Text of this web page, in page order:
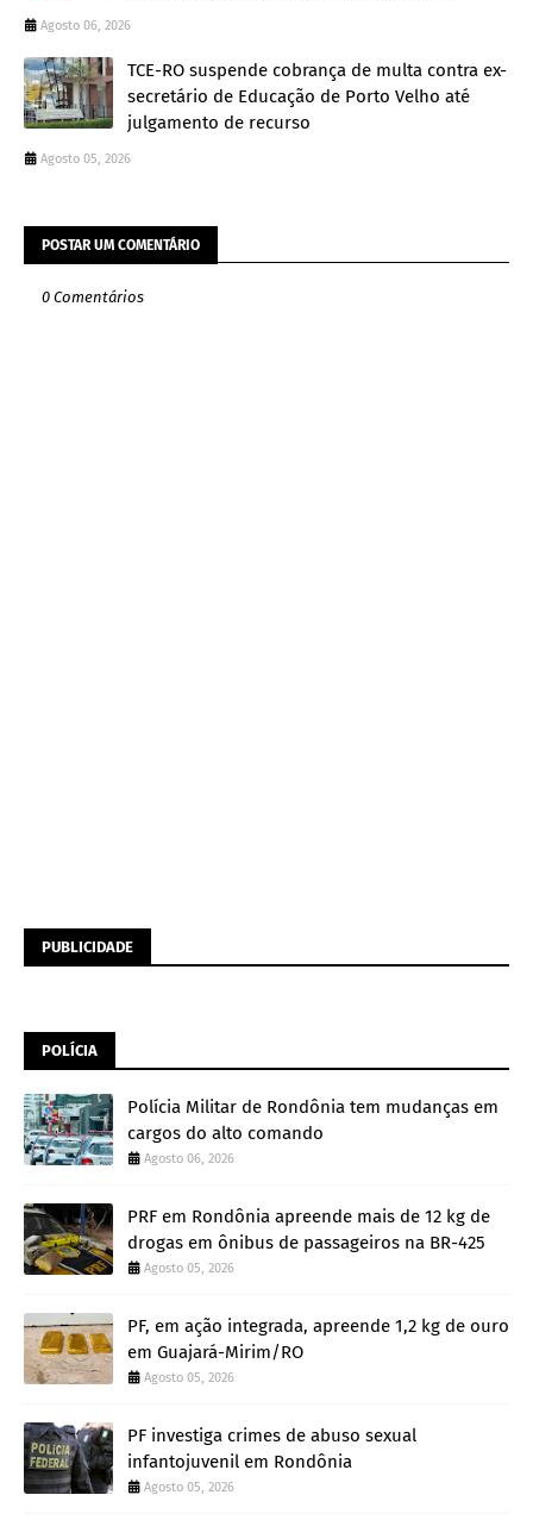
Agosto 06, 2026
TCE-RO suspende cobrança de multa contra ex-
secretário de Educação de Porto Velho até
julgamento de recurso
Agosto 05, 2026
POSTAR UM COMENTÁRIO
0 Comentários
PUBLICIDADE
POLÍCIA
Polícia Militar de Rondônia tem mudanças em
cargos do alto comando
Agosto 06, 2026
PRF em Rondônia apreende mais de 12 kg de
drogas em ônibus de passageiros na BR-425
Agosto 05, 2026
PF, em ação integrada, apreende 1,2 kg de ouro
em Guajará-Mirim/RO
Agosto 05, 2026
PF investiga crimes de abuso sexual
infantojuvenil em Rondônia
Agosto 05, 2026